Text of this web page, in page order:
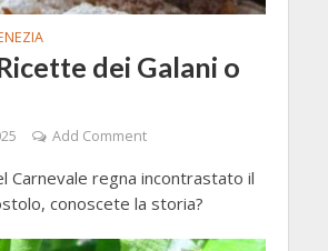
dei Galani o
Add Comment
Carnevale regna incontrastato il
conoscete la storia?